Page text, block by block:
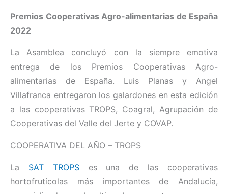
Premios Cooperativas Agro-alimentarias de España
2022
La Asamblea concluyó con la siempre emotiva
entrega de los Premios Cooperativas Agro-
alimentarias de España. Luis Planas y Angel
Villafranca entregaron los galardones en esta edición
a las cooperativas TROPS, Coagral, Agrupación de
Cooperativas del Valle del Jerte y COVAP.
COOPERATIVA DEL AÑO – TROPS
La SAT TROPSes una de las cooperativas
hortofrutícolas más importantes de Andalucía,